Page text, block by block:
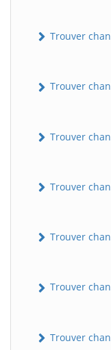
Trouver
Trouver
Trouver
Trouver
Trouver
Trouver
Trouver